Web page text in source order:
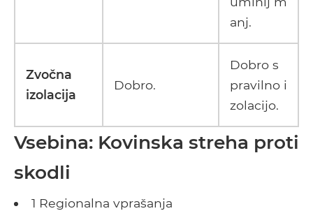
anj.
Zvočna
izolacija
Dobro.
Dobro s
pravilno i
zolacijo.
Vsebina: Kovinska streha proti
skodli
1 Regionalna vprašanja